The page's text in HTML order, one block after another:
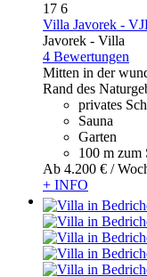
17 6
Villa Javorek -
Javorek - Villa
4 Bewertungen
Mitten in der
Rand des
privates
Sauna
Garten
100 m zum
Ab 4.200 € /
+ INFO